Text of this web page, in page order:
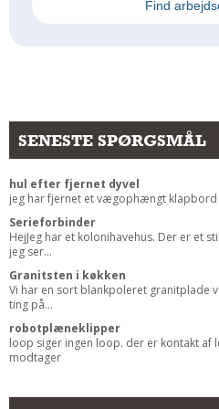
Find
SENESTE SPØRGSMÅL
hul efter fjernet dyvel
jeg har fjernet et vægophængt
Serieforbinder
HejJeg har et kolonihavehus. Der er et
jeg ser...
Granitsten i køkken
Vi har en sort blankpoleret granitplade
ting på...
robotplæneklipper
loop siger ingen loop. der er kontakt af
modtager